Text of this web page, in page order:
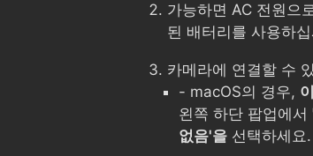
가능하면 AC 전원으
된 배터리를 사용하
카메라에 연결할 수
- macOS의 경우,
왼쪽 하단 팝업에서
없음'을 선택하세요.